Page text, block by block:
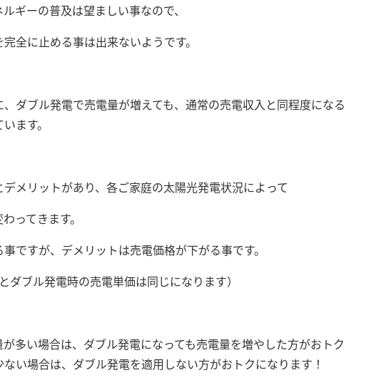
ギーの普及は望ましい事なので、
全に止める事は出来ないようです。
ダブル発電で売電量が増えても、通常の売電収入と同程度になる
ます。
メリットがあり、各ご家庭の太陽光発電状況によって
ってきます。
ですが、デメリットは売電価格が下がる事です。
ダブル発電時の売電単価は同じになります）
多い場合は、ダブル発電になっても売電量を増やした方がおトク
い場合は、ダブル発電を適用しない方がおトクになります！